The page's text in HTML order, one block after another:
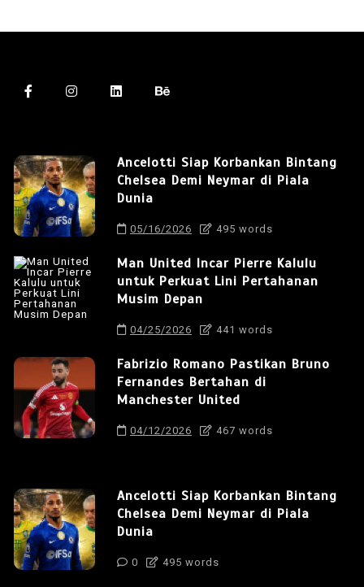
Ancelotti Siap Korbankan Bintang
Chelsea Demi Neymar di Piala
Dunia
05/16/2026 495 words
Man United Incar Pierre Kalulu
untuk Perkuat Lini Pertahanan
Musim Depan
04/25/2026 441 words
Fabrizio Romano Pastikan Bruno
Fernandes Bertahan di
Manchester United
04/12/2026 467 words
Ancelotti Siap Korbankan Bintang
Chelsea Demi Neymar di Piala
Dunia
0 495 words